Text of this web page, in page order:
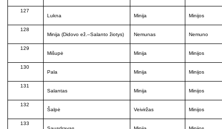
127
Lukna
Minija Minijos
128
Minija (Didovo ež.–Salanto žiotys)
Nemunas Nemuno
129
Mišupė
Minija Minijos
130
Pala
Minija Minijos
131
Salantas
Minija Minijos
132
Šalpė
Veiviržas Minijos
133